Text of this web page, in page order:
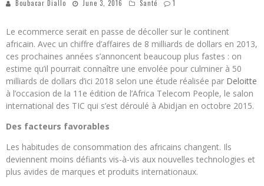
Boubacar Diallo June 3, 2016 Santé 1
Le ecommerce serait en passe de décoller sur le continent
africain. Avec un chiffre d’affaires de 8 milliards de dollars en 2013,
ces prochaines années s’annoncent beaucoup plus fastes : on
estime qu’il pourrait connaître une envolée pour culminer à 50
milliards de dollars d’ici 2018 selon une étude réalisée par Deloitte
à l’occasion de la 11e édition de l’Africa Telecom People, le salon
international des TIC qui s’est déroulé à Abidjan en octobre 2015.
Des facteurs favorables
Les habitudes de consommation des africains changent. Ils
deviennent moins défiants vis-à-vis aux nouvelles technologies et
plus avides de marques et produits internationaux.